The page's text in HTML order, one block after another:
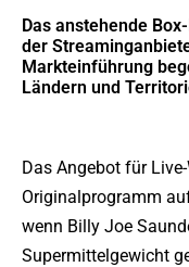
Das anstehende
der
Markteinführung
Ländern und
Das Angebot für
Originalprogramm
wenn Billy Joe
Supermittelgewicht